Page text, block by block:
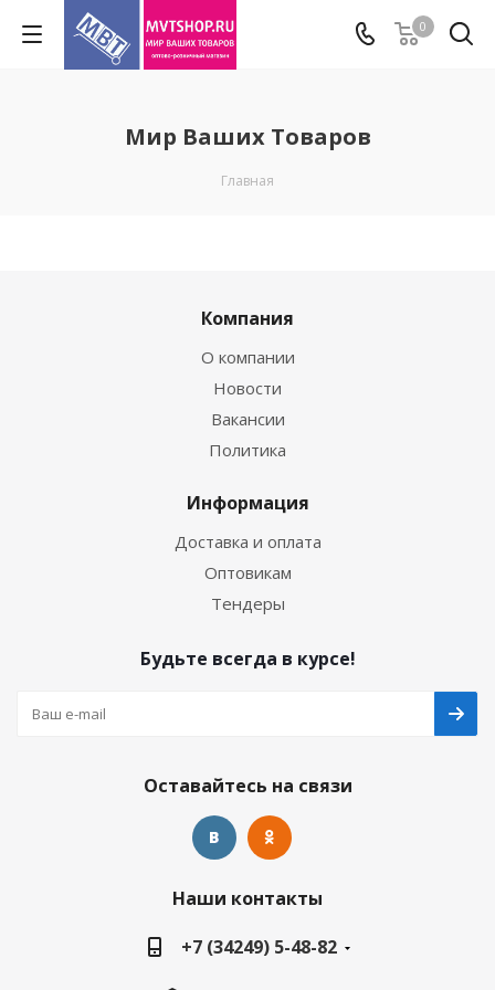
0
Мир Ваших Товаров
Главная
Компания
О компании
Новости
Вакансии
Политика
Информация
Доставка и оплата
Оптовикам
Тендеры
Будьте всегда в курсе!
Оставайтесь на связи
Наши контакты
+7 (34249) 5-48-82